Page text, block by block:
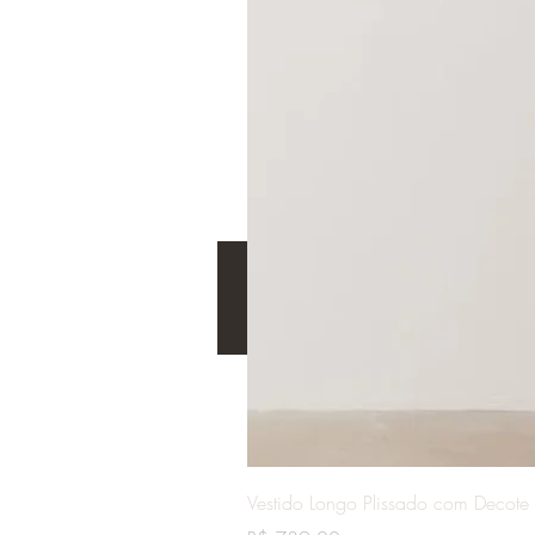
Vestido Longo Plissado com